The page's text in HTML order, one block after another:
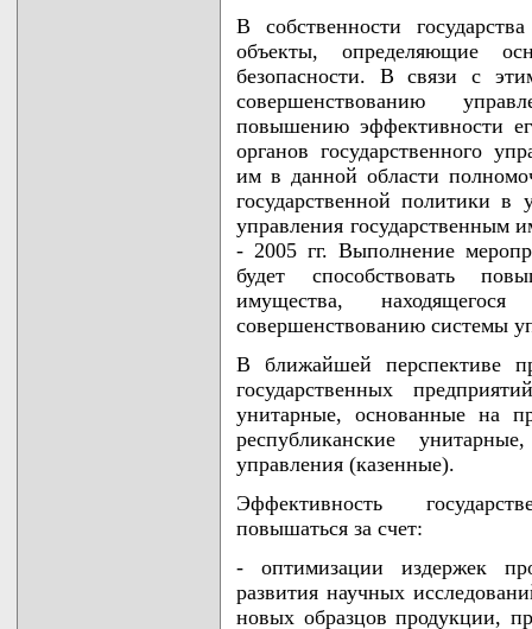
В собственности
объекты, определяющие
безопасности. В связи с
совершенствованию
повышению эффективности
органов государственного
им в данной области
государственной политики в
управления государственным
- 2005 гг. Выполнение
будет способствовать
имущества,
совершенствованию системы
В ближайшей перспективе
государственных
унитарные, основанные на
республиканские
управления (казенные).
Эффективность
повышаться за счет:
- оптимизации издержек
развития научных
новых образцов продукции,